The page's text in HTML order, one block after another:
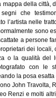
mappa della città,
che
l’artista nelle
sono
a persone
dei locali,
o la qualità del
con le
la posa esatta
John Travolta,
Renzi e molti